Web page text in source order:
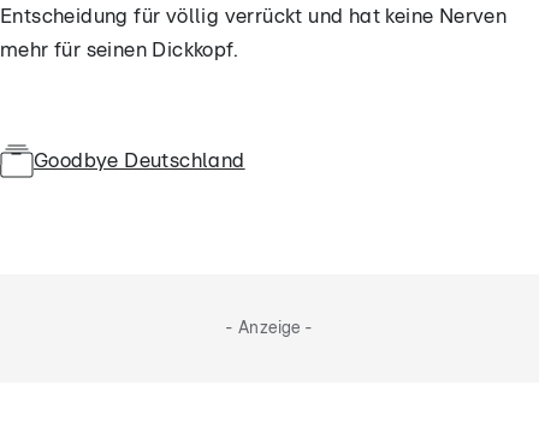
Entscheidung für völlig verrückt und hat keine Nerven
mehr für seinen Dickkopf.
Goodbye Deutschland
- Anzeige -